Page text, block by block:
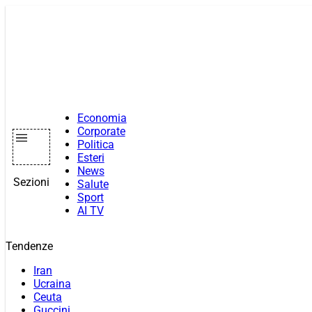
Sezioni
Economia
Corporate
Politica
Esteri
News
Salute
Sport
AI TV
Tendenze
Iran
Ucraina
Ceuta